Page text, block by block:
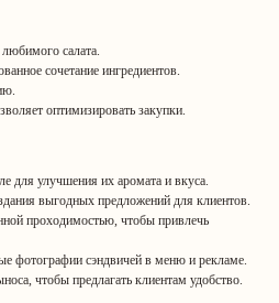
салата.
сочетание ингредиентов.
оптимизировать закупки.
для улучшения их аромата и вкуса.
выгодных предложений для клиентов.
проходимостью, чтобы привлечь
фотографии сэндвичей в меню и рекламе.
чтобы предлагать клиентам удобство.